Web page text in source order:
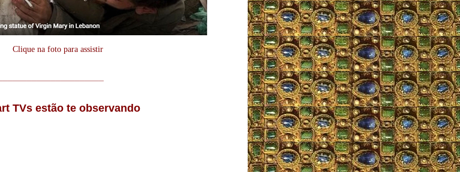
Clique na foto para assistir
TVs estão te observando